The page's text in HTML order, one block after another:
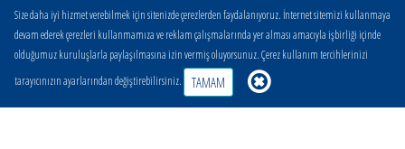
Size daha iyi hizmet verebilmek için sitenizde çerezlerden faydalanıyoruz. İnternet sitemizi kullanmaya
devam ederek çerezleri kullanmamıza ve reklam çalışmalarında yer alması amacıyla işbirliği içinde
olduğumuz kuruluşlarla paylaşılmasına izin vermiş oluyorsunuz. Çerez kullanım tercihlerinizi
tarayıcınızın ayarlarından değiştirebilirsiniz.
TAMAM
GÖNDER